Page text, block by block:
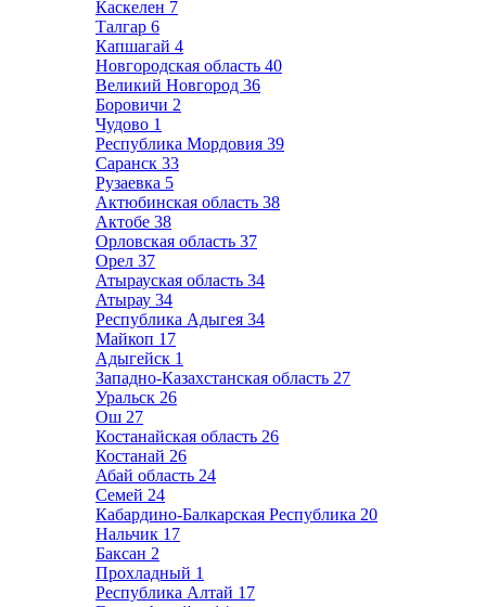
Каскелен 7
Талгар 6
Капшагай 4
Новгородская область 40
Великий Новгород 36
Боровичи 2
Чудово 1
Республика Мордовия 39
Саранск 33
Рузаевка 5
Актюбинская область 38
Актобе 38
Орловская область 37
Орел 37
Атырауская область 34
Атырау 34
Республика Адыгея 34
Майкоп 17
Адыгейск 1
Западно-Казахстанская область 27
Уральск 26
Ош 27
Костанайская область 26
Костанай 26
Абай область 24
Семей 24
Кабардино-Балкарская Республика 20
Нальчик 17
Баксан 2
Прохладный 1
Республика Алтай 17